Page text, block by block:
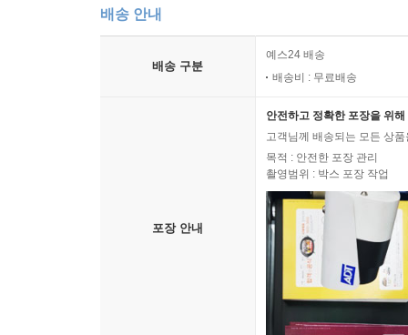
배송 안내
배송 구분
예스24 배송
배송비 : 무료배송
포장 안내
안전하고 정확한 포장을 위
고객님께 배송되는 모든 상
목적 : 안전한 포장 관리
촬영범위 : 박스 포장 작업